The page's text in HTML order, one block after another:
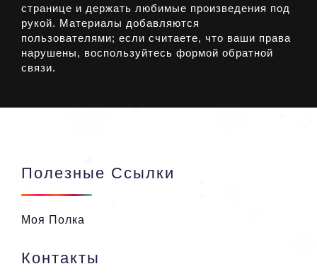
странице и держать любимые произведения под
рукой. Материалы добавляются
пользователями; если считаете, что ваши права
нарушены, воспользуйтесь формой обратной
связи.
Полезные Ссылки
Моя Полка
Контакты